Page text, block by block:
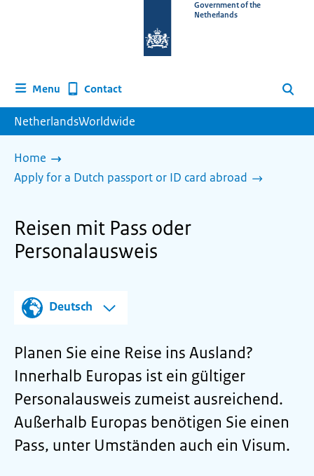
homepage
Government of the
Netherlands
Menu Contact Search
NetherlandsWorldwide
Home
Apply for a Dutch passport or ID card abroad
Reisen mit Pass oder
Personalausweis
Deutsch
Planen Sie eine Reise ins Ausland?
Innerhalb Europas ist ein gültiger
Personalausweis zumeist ausreichend.
Außerhalb Europas benötigen Sie einen
Pass, unter Umständen auch ein Visum.